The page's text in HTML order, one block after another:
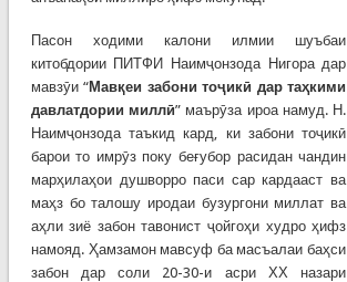
Пасон ходими калони илмии шуъбаи
китобдории ПИТФИ Наимҷонзода Нигора дар
мавзӯи “Мавқеи забони тоҷикӣ дар таҳкими
давлатдории миллӣ” маърӯза ироа намуд. Н.
Наимҷонзода таъкид кард, ки забони тоҷикӣ
барои то имрӯз поку беғубор расидан чандин
марҳилаҳои душворро паси сар кардааст ва
маҳз бо талошу иродаи бузургони миллат ва
аҳли зиё забон тавонист ҷойгоҳи худро ҳифз
намояд. Ҳамзамон мавсуф ба масъалаи баҳси
забон дар соли 20-30-и асри ХХ назари